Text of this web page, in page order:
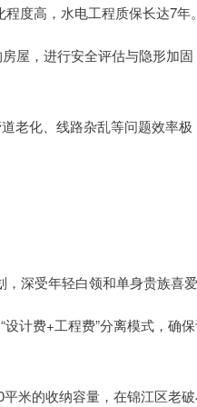
度高，水电工程质保长达7年。
屋，进行安全评估与隐形加固
老化、线路杂乱等问题效率极
深受年轻白领和单身贵族喜爱
计费+工程费”分离模式，确
米的收纳容量，在锦江区老